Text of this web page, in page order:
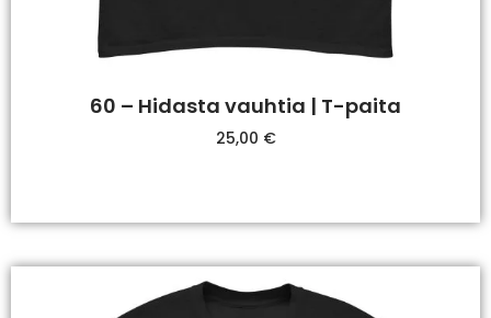
60 – Hidasta vauhtia | T-paita
25,00 €